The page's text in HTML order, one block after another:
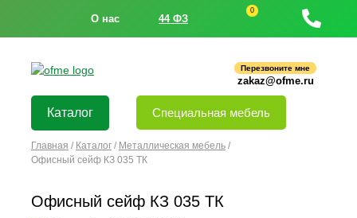
О нас 44 ФЗ
0
Перезвоните мне
zakaz@ofme.ru
Каталог Специальная мебель
Главная / Каталог / Металлическая мебель /
Офисный сейф КЗ 035 ТК
Офисный сейф КЗ 035 ТК